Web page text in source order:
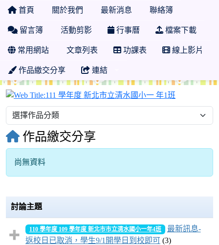
首頁 關於我們 最新消息 聯絡簿
留言簿 活動剪影 行事曆 檔案下載
常用網站 文章列表 功課表 線上影片
作品繳交分享 連結
作品繳交分享
尚無資料
討論主題
110 學年度 109 學年度 新北市市立清水國小一年4班
最新訊息-
返校日已取消，學生9/1開學日到校即可 (3)